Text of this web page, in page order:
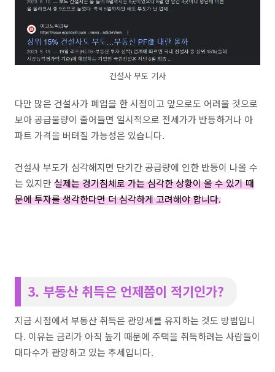
건설사 부도 기사
다만 많은 건설사가 폐업을 한 시점이고 앞으로도 어려울 것으로
보아 공급물량이 줄어들면 일시적으로 전세가가 반등하거나 아
파트 가격을 버텨질 가능성은 있습니다.
건설사 부도가 심각해지면 단기간 공급량에 인한 반등이 나올 수
는 있지만 실제는 경기침체로 가는 심각한 상황이 올 수 있기 때
문에 투자를 생각한다면 더 심각하게 고려해야 합니다.
3. 부동산 취득은 언제쯤이 적기인가?
지금 시점에서 부동산 취득은 관망세를 유지하는 것도 방법입니
다. 이유는 금리가 아직 높기 때문에 주택을 취득하려는 사람들이
대다수가 관망하고 있는 추세입니다.